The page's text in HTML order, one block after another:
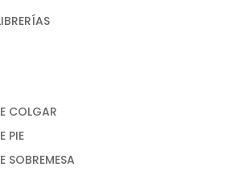
COLGAR
PIE
SOBREMESA